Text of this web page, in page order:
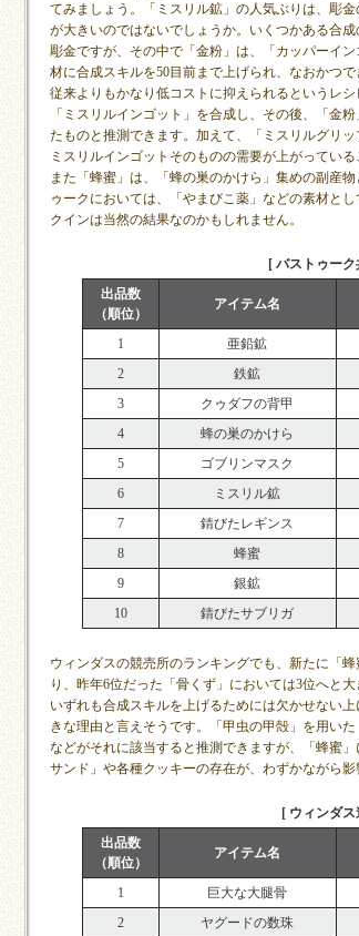
てみましょう。「ミスリル鉱」の人気ぶりは、彫
が大きいのではないでしょうか。いくつかある合
彫金ですが、その中で「金粉」は、「カッパーイ
材に合成スキルを50目前まで上げられ、なおかつ
従来よりもかなり低コストに抑えられるというレ
「ミスリルインゴット」を合成し、その後、「金
たものと推測できます。加えて、「ミスリルグリ
ミスリルインゴットそのものの需要が上がってい
また「蜂蜜」は、「蜂の巣のかけら」集めの副産
ゥークにおいては、「やまびこ薬」などの素材と
クインは当然の結果なのかもしれません。
[ バストゥーク
出品数
（順位）
アイテム名
1 亜鉛鉱
2
鉄鉱
3
クゥダフの背甲
4
蜂の巣のかけら
5
ゴブリンマスク
6
ミスリル鉱
7
錆びたレギンス
8
蜂蜜
9
銀鉱
10
錆びたサブリガ
ウィンダスの競売所のランキングでも、新たに「
り、昨年6位だった「骨くず」においては3位へと
いずれも合成スキルを上げるためには欠かせない
きな理由と言えそうです。「甲虫の甲殻」を用い
などがそれに該当すると推測できますが、「蜂蜜
サンド」や各種クッキーの存在が、わずかながら影
[ ウィンダス
出品数
（順位）
アイテム名
1 巨大な大腿骨
2
ヤグードの数珠